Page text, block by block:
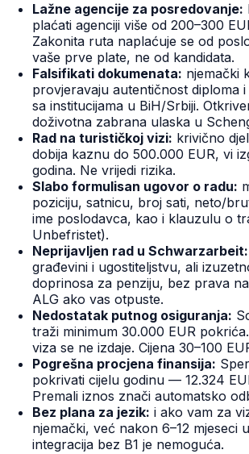
Lažne agencije za posredovanje:
plaćati agenciji više od 200–300
Zakonita ruta naplaćuje se od
vaše prve plate, ne od kandidata.
Falsifikati dokumenata: njemački
provjeravaju autentičnost diploma
sa institucijama u BiH/Srbiji.
doživotna zabrana ulaska u
Rad na turističkoj vizi: krivično
dobija kaznu do 500.000 EUR, vi
godina. Ne vrijedi rizika.
Slabo formulisan ugovor o radu:
poziciju, satnicu, broj sati, neto/
ime poslodavca, kao i klauzulu o
Unbefristet).
Neprijavljen rad u Schwarzarbeit:
građevini i ugostiteljstvu, ali
doprinosa za penziju, bez prava
ALG ako vas otpuste.
Nedostatak putnog osiguranja:
traži minimum 30.000 EUR
viza se ne izdaje. Cijena 30–100
Pogrešna procjena finansija:
pokrivati cijelu godinu — 12.324
Premali iznos znači automatsko
Bez plana za jezik: i ako vam za
njemački, već nakon 6–12 mjeseci
integracija bez B1 je nemoguća.